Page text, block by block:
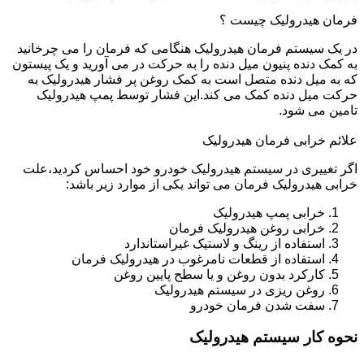
فرمان هیدرولیک چیست ؟
در یک سیستم فرمان هیدرولیک هنگامی که فرمان را می چرخانید
به کمک دنده پنیون میل دنده را به حرکت در می آورید و یک پیستون
که به میل دنده متصل است به کمک روغن پر فشار هیدرولیک به
حرکت میل دنده کمک می کند.این فشار توسط پمپ هیدرولیک
تامین می شود.
علائم خرابی فرمان هیدرولیک
اگر تغییری در سیستم هیدرولیک خودرو خود احساس کردید،علت
خرابی هیدرولیک فرمان می تواند یکی از موارد زیر باشد:
خرابی پمپ هیدرولیک
خرابی روغن هیدرولیک فرمان
استفاده از رینگ و لاستیک غیراستاندارد
استفاده از قطعات نامرغوب در هیدرولیک فرمان
کارکرد بدون روغن و یا سطح پایین روغن
روغن ریزی در سیستم هیدرولیک
سفت شدن فرمان خودرو
نحوه کار سیستم هیدرولیک